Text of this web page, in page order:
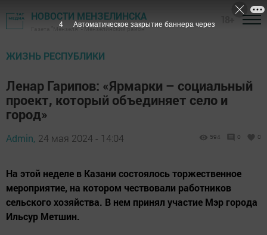
НОВОСТИ МЕНЗЕЛИНСКА
Газета "Мензеля" - Мензелинский район
ЖИЗНЬ РЕСПУБЛИКИ
Ленар Гарипов: «Ярмарки – социальный
проект, который объединяет село и
город»
Admin, 24 мая 2024 - 14:04 594 0 0
На этой неделе в Казани состоялось торжественное
мероприятие, на котором чествовали работников
сельского хозяйства. В нем принял участие Мэр города
Ильсур Метшин.
3 Автоматическое закрытие баннера через